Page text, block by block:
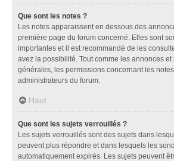
Que sont les notes ?
Les notes apparaissent en dessous des
première page du forum concerné. Elles sont
importantes et il est recommandé de les
avez la possibilité. Tout comme les annonces
générales, les permissions concernant les
administrateurs du forum.
Haut
Que sont les sujets verrouillés ?
Les sujets verrouillés sont des sujets dans
peuvent plus répondre et dans lesquels les
automatiquement expirés. Les sujets peuvent